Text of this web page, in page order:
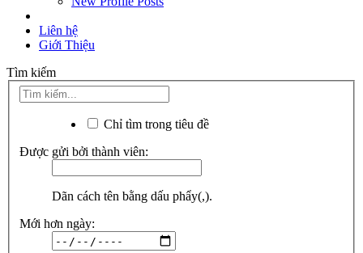
Liên hệ
Giới Thiệu
Tìm kiếm
Chỉ tìm trong tiêu đề
Được gửi bởi thành viên:
Dãn cách tên bằng dấu phẩy(,).
Mới hơn ngày: